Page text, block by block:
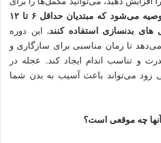
توصیه می‌شود که مبتدیان حداقل ۶ تا ۱۲
های بدنسازی استفاده کنند. این دوره
می‌دهد تا زمان مناسبی برای سازگاری و
و تناسب اندام ایجاد کند. عجله در
زود می‌تواند باعث آسیب به بدن شما
چه موقعی است؟